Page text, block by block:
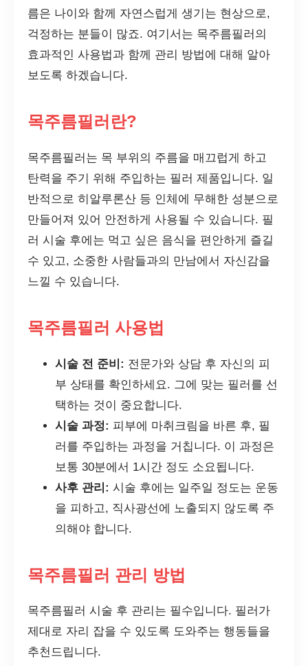
름은 나이와 함께 자연스럽게 생기는 현상으로,
걱정하는 분들이 많죠. 여기서는 목주름필러의
효과적인 사용법과 함께 관리 방법에 대해 알아
보도록 하겠습니다.
목주름필러란?
목주름필러는 목 부위의 주름을 매끄럽게 하고
탄력을 주기 위해 주입하는 필러 제품입니다. 일
반적으로 히알루론산 등 인체에 무해한 성분으로
만들어져 있어 안전하게 사용될 수 있습니다. 필
러 시술 후에는 먹고 싶은 음식을 편안하게 즐길
수 있고, 소중한 사람들과의 만남에서 자신감을
느낄 수 있습니다.
목주름필러 사용법
시술 전 준비: 전문가와 상담 후 자신의 피
부 상태를 확인하세요. 그에 맞는 필러를 선
택하는 것이 중요합니다.
시술 과정: 피부에 마취크림을 바른 후, 필
러를 주입하는 과정을 거칩니다. 이 과정은
보통 30분에서 1시간 정도 소요됩니다.
사후 관리: 시술 후에는 일주일 정도는 운동
을 피하고, 직사광선에 노출되지 않도록 주
의해야 합니다.
목주름필러 관리 방법
목주름필러 시술 후 관리는 필수입니다. 필러가
제대로 자리 잡을 수 있도록 도와주는 행동들을
추천드립니다.